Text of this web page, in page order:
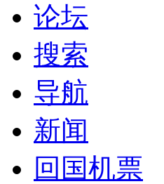
论坛
搜索
导航
新闻
回国机票